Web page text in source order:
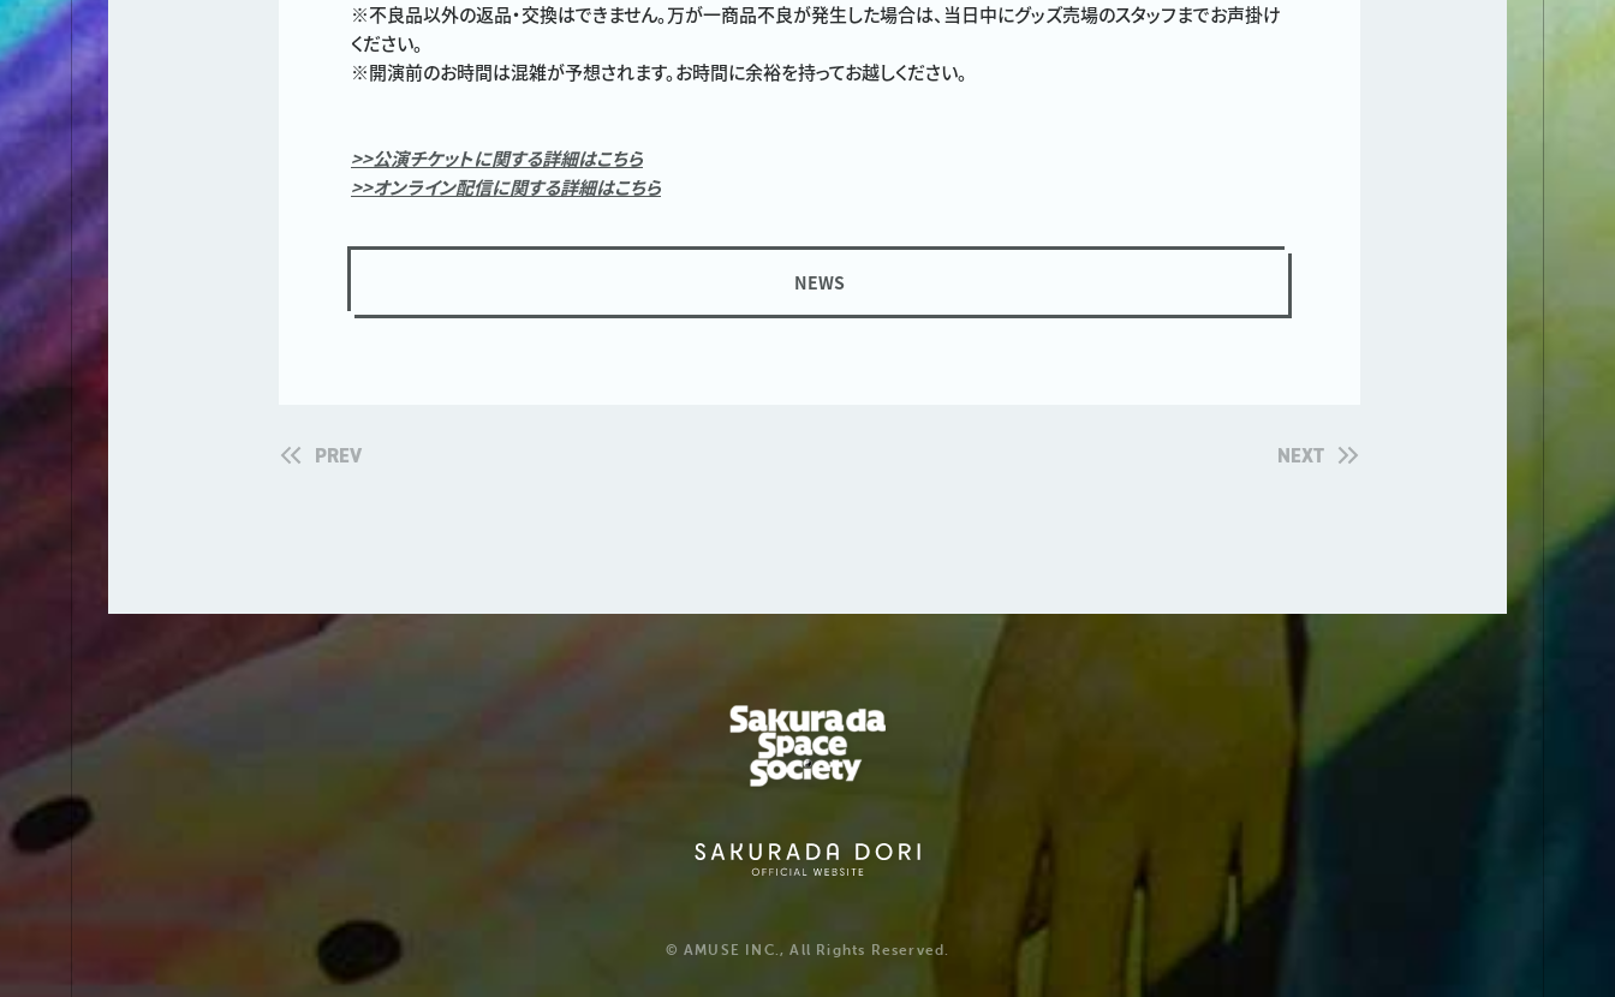
※不良品以外の返品・交換はできません。万が一商品不良が発生した場合は、当日中にグッズ売場のスタッフまでお声掛け
ください。
※開演前のお時間は混雑が予想されます。お時間に余裕を持ってお越しください。
>>公演チケットに関する詳細はこちら
>>オンライン配信に関する詳細はこちら
NEWS
PREV NEXT
© AMUSE INC., All Rights Reserved.